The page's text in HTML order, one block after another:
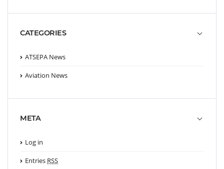
CATEGORIES
ATSEPA News
Aviation News
META
Log in
Entries RSS